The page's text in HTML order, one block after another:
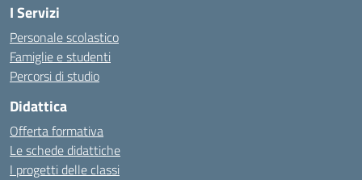
I Servizi
Personale scolastico
Famiglie e studenti
Percorsi di studio
Didattica
Offerta formativa
Le schede didattiche
I progetti delle classi